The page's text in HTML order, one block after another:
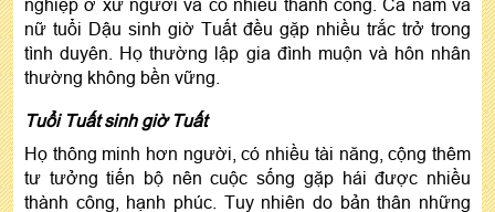
nghiệp ở xứ người và có nhiều thành công. Cả nam và
nữ tuổi Dậu sinh giờ Tuất đều gặp nhiều trắc trở trong
tình duyên. Họ thường lập gia đình muộn và hôn nhân
thường không bền vững.
Tuổi Tuất sinh giờ Tuất
Họ thông minh hơn người, có nhiều tài năng, cộng thêm
tư tưởng tiến bộ nên cuộc sống gặp hái được nhiều
thành công, hạnh phúc. Tuy nhiên do bản thân những